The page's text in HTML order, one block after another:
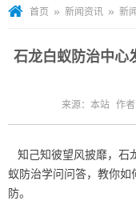
首页 » 新闻资讯 » 新
石龙白蚁防治中心
来源：本站 作
知己知彼望风披靡， 石
蚁防治学问问答，教你
防。